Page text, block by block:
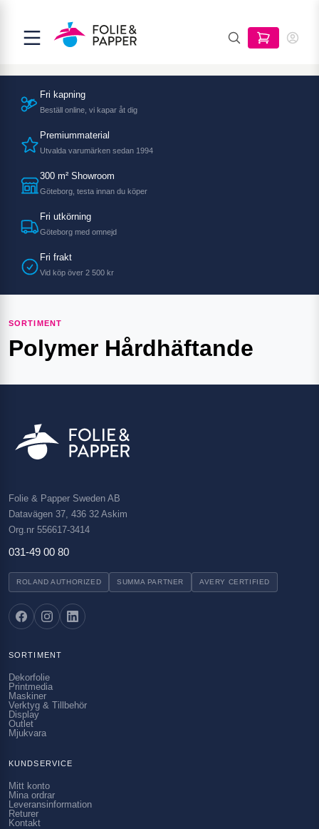
Fri kapning
Beställ online, vi kapar åt dig
Premiummaterial
Utvalda varumärken sedan 1994
300 m² Showroom
Göteborg, testa innan du köper
Fri utkörning
Göteborg med omnejd
Fri frakt
Vid köp över 2 500 kr
SORTIMENT
Polymer Hårdhäftande
Folie & Papper Sweden AB
Datavägen 37, 436 32 Askim
Org.nr 556617-3414
031-49 00 80
ROLAND AUTHORIZED SUMMA PARTNER AVERY CERTIFIED
SORTIMENT
Dekorfolie
Printmedia
Maskiner
Verktyg & Tillbehör
Display
Outlet
Mjukvara
KUNDSERVICE
Mitt konto
Mina ordrar
Leveransinformation
Returer
Kontakt